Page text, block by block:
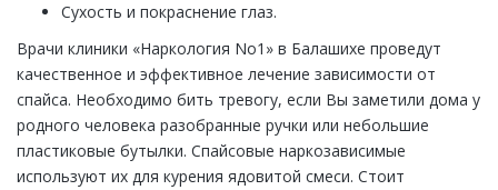
Сухость и покраснение глаз.
Врачи клиники «Наркология No1» в Балашихе проведут
качественное и эффективное лечение зависимости от
спайса. Необходимо бить тревогу, если Вы заметили дома у
родного человека разобранные ручки или небольшие
пластиковые бутылки. Спайсовые наркозависимые
используют их для курения ядовитой смеси. Стоит